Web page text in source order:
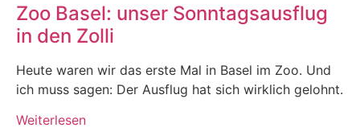
Zoo Basel: unser Sonntagsausflug
in den Zolli
Heute waren wir das erste Mal in Basel im Zoo. Und
ich muss sagen: Der Ausflug hat sich wirklich gelohnt.
Weiterlesen